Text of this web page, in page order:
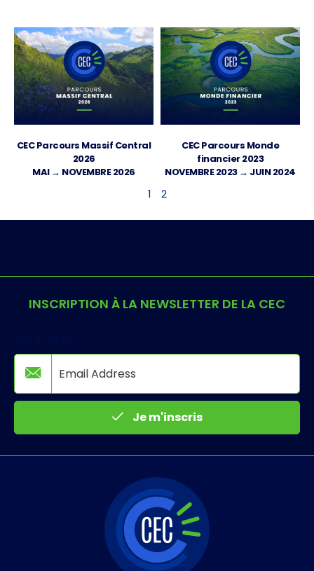
CEC Parcours Massif Central
2026
MAI → NOVEMBRE 2026
CEC Parcours Monde
financier 2023
NOVEMBRE 2023 → JUIN 2024
1 2
INSCRIPTION À LA NEWSLETTER DE LA CEC
Je m'inscris